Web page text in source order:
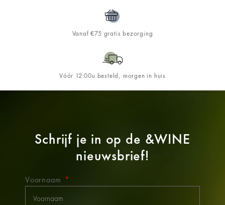
Vanaf €75 gratis bezorging
Vóór 12:00u besteld, morgen in huis
Schrijf je in op de &WINE
nieuwsbrief!
Voornaam